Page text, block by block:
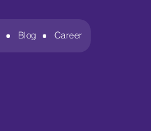
Blog Career